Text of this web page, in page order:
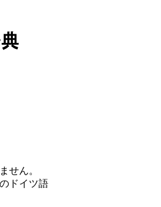
せん。
ドイツ語